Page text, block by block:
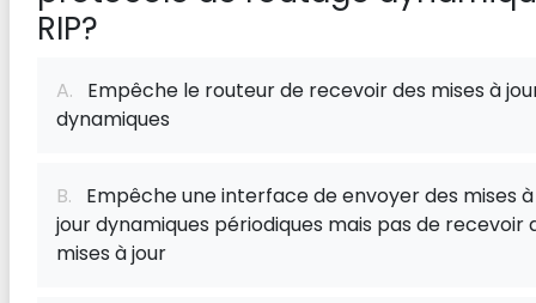
RIP?
A. Empêche le routeur de recevoir des mises à
dynamiques
B. Empêche une interface de envoyer des mises à
jour dynamiques périodiques mais pas de recevoir
mises à jour